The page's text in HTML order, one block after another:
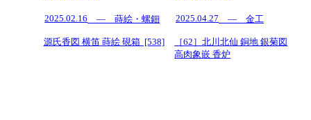
2025.02.16 — 蒔絵・螺鈿
源氏香図 横笛 蒔絵 硯箱 [538]
2025.04.27 — 金工
［62］北川北仙 銅地 銀菊図
高肉象嵌 香炉